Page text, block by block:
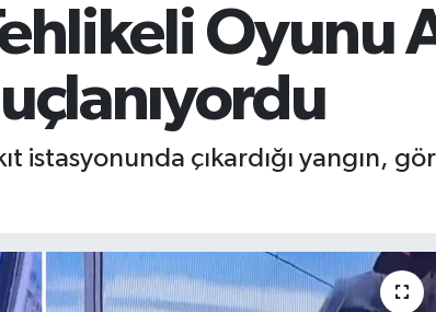
Oyunu
istasyonunda çıkardığı yangın,